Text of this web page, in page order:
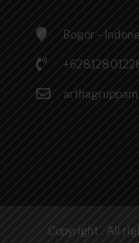
Bogor -
Copyright . All